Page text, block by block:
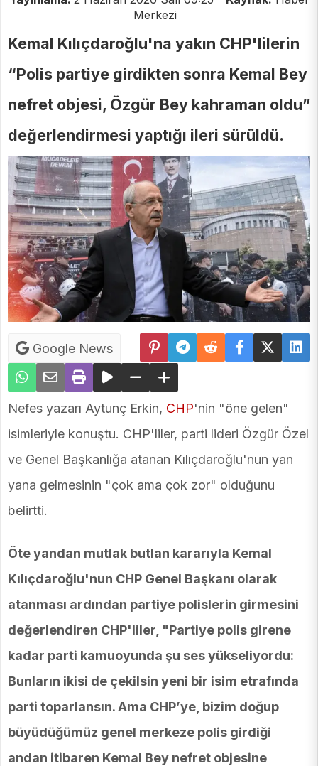
Merkezi
Kemal Kılıçdaroğlu'na yakın CHP'lilerin
“Polis partiye girdikten sonra Kemal Bey
nefret objesi, Özgür Bey kahraman oldu”
değerlendirmesi yaptığı ileri sürüldü.
Google News
Nefes yazarı Aytunç Erkin, CHP'nin "öne gelen"
isimleriyle konuştu. CHP'liler, parti lideri Özgür Özel
ve Genel Başkanlığa atanan Kılıçdaroğlu'nun yan
yana gelmesinin "çok ama çok zor" olduğunu
belirtti.
Öte yandan mutlak butlan kararıyla Kemal
Kılıçdaroğlu'nun CHP Genel Başkanı olarak
atanması ardından partiye polislerin girmesini
değerlendiren CHP'liler, "Partiye polis girene
kadar parti kamuoyunda şu ses yükseliyordu:
Bunların ikisi de çekilsin yeni bir isim etrafında
parti toparlansın. Ama CHP’ye, bizim doğup
büyüdüğümüz genel merkeze polis girdiği
andan itibaren Kemal Bey nefret objesine